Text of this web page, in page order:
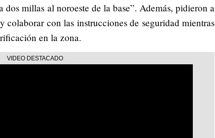
millas al noroeste de la base”. Además, pidieron a
colaborar con las instrucciones de seguridad mientras
en la zona.